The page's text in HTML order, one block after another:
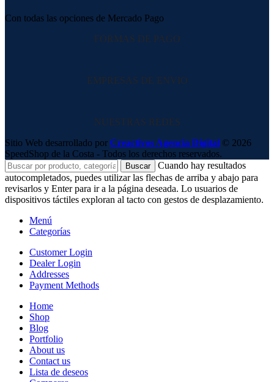
Con todas las opciones de Mercado Pago
FORMAS DE PAGO
EMPRESAS DE ENVIO
NUESTRAS REDES
Sitio Web desarrollado por Creactivos Agencia Digital © 2026
SpeedShop de la Costa - Todos los derechos reservados.
Buscar
Cuando hay resultados
autocompletados, puedes utilizar las flechas de arriba y abajo para
revisarlos y Enter para ir a la página deseada. Lo usuarios de
dispositivos táctiles exploran al tacto con gestos de desplazamiento.
Menú
Categorías
Customer Login
Dealer Login
Addresses
Payment Methods
Home
Shop
Blog
Portfolio
About us
Contact us
Lista de deseos